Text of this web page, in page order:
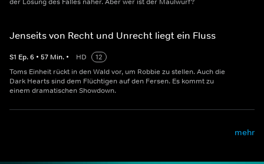
Jenseits von Recht und Unrecht liegt ein Fluss
S1 Ep.6 • 57 Min. • HD
12
Toms Einheit rückt in den Wald vor, um Robbie zu stellen. Auch die
Dark Hearts sind dem Flüchtigen auf den Fersen. Es kommt zu
einem dramatischen Showdown.
mehr